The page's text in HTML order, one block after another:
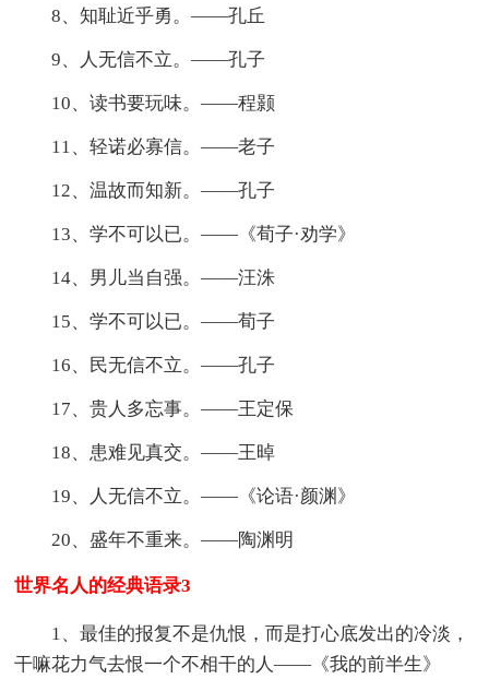
8、知耻近乎勇。——孔丘
9、人无信不立。——孔子
10、读书要玩味。——程颢
11、轻诺必寡信。——老子
12、温故而知新。——孔子
13、学不可以已。——《荀子·劝学》
14、男儿当自强。——汪洙
15、学不可以已。——荀子
16、民无信不立。——孔子
17、贵人多忘事。——王定保
18、患难见真交。——王晫
19、人无信不立。——《论语·颜渊》
20、盛年不重来。——陶渊明
世界名人的经典语录3
1、最佳的报复不是仇恨，而是打心底发出的冷淡，
干嘛花力气去恨一个不相干的人——《我的前半生》